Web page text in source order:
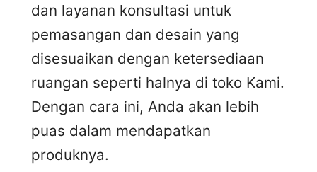
dan layanan konsultasi untuk
pemasangan dan desain yang
disesuaikan dengan ketersediaan
ruangan seperti halnya di toko Kami.
Dengan cara ini, Anda akan lebih
puas dalam mendapatkan
produknya.